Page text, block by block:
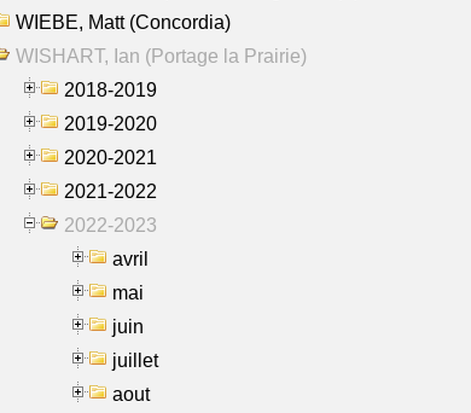
WIEBE, Matt (Concordia)
WISHART, Ian (Portage la Prairie)
2018-2019
2019-2020
2020-2021
2021-2022
2022-2023
avril
mai
juin
juillet
aout